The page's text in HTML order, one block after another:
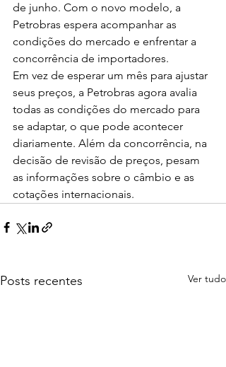
de junho. Com o novo modelo, a
Petrobras espera acompanhar as
condições do mercado e enfrentar a
concorrência de importadores.
Em vez de esperar um mês para ajustar
seus preços, a Petrobras agora avalia
todas as condições do mercado para
se adaptar, o que pode acontecer
diariamente. Além da concorrência, na
decisão de revisão de preços, pesam
as informações sobre o câmbio e as
cotações internacionais.
Posts recentes Ver tudo